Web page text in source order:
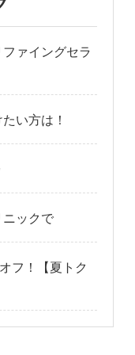
ァイングセラ
い方は！
ニックで
フ！【夏トク